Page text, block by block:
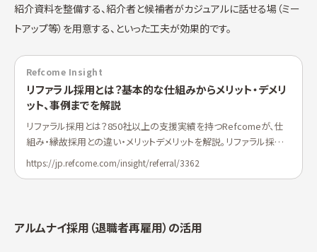
紹介資料を整備する、紹介者と候補者がカジュアルに話せる場（ミー
トアップ等）を用意する、といった工夫が効果的です。
Refcome Insight
リファラル採用とは？基本的な仕組みからメリット・デメリ
ット、事例までを解説
リファラル採用とは？850社以上の支援実績を持つRefcomeが、仕
組み・縁故採用との違い・メリットデメリットを解説。リファラル採用
比率21%を達成した独自データや、SES・製造・...
https://jp.refcome.com/insight/referral/3362
アルムナイ採用（退職者再雇用）の活用